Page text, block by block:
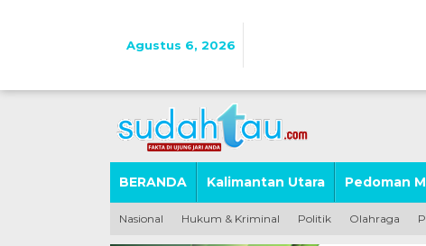
Agustus 6, 2026
BERANDA Kalimantan Utara Pedoman
Nasional Hukum & Kriminal Politik Olahraga